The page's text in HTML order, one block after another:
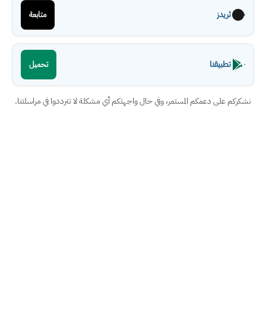
ثريدز متابعة
تطبيقنا تحميل
نشكركم على دعمكم المستمر، وفي حال واجهتكم أي مشكلة لا تترددوا في مراسلتنا.